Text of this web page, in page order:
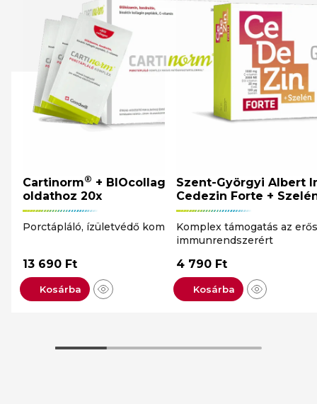
Cartinorm® + BIOcollagen por
oldathoz 20x
Porctápláló, ízületvédő komplex
13 690 Ft
Kosárba
Szent-Györgyi Albert
Cedezin Forte +
Komplex támogatás az erős
immunrendszerért
4 790 Ft
Kosárba